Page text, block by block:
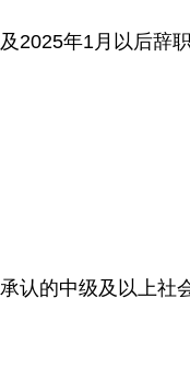
2025年1月以后辞
认的中级及以上社